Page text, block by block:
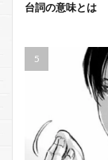
台詞の意味とは